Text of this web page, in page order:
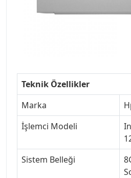
Teknik Özellikler
Marka
İşlemci Modeli
Sistem Belleği